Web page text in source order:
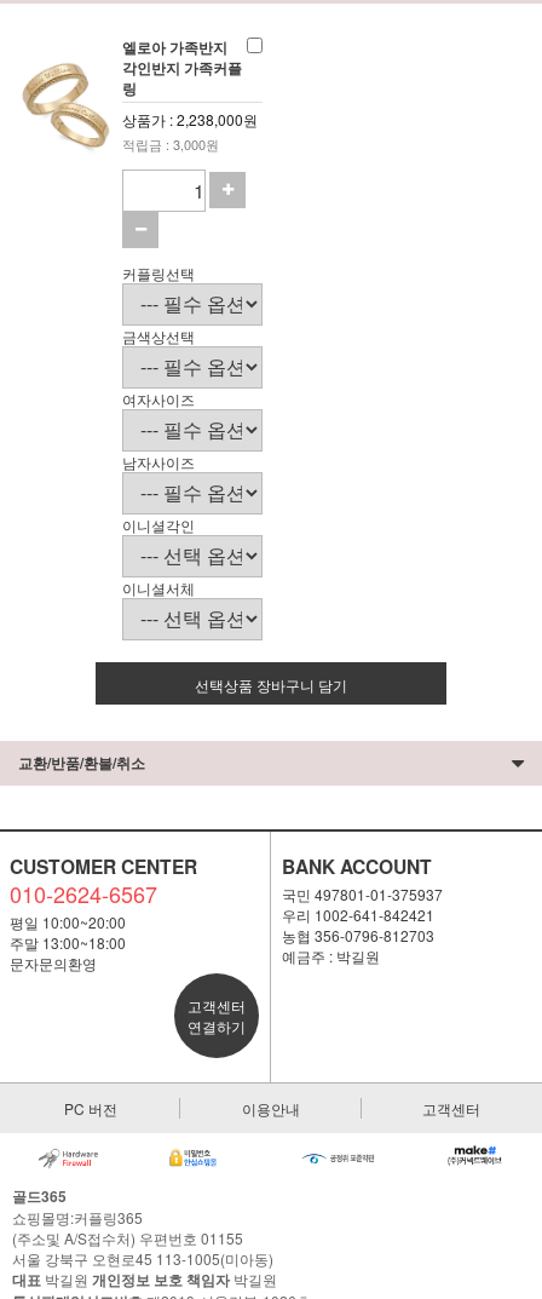
엘로아 가족반지
각인반지 가족커플
링
상품가 : 2,238,000원
적립금 : 3,000원
커플링선택
금색상선택
여자사이즈
남자사이즈
이니셜각인
이니셜서체
선택상품 장바구니 담기
교환/반품/환불/취소
CUSTOMER CENTER
010-2624-6567
평일 10:00~20:00
주말 13:00~18:00
문자문의환영
고객센터
연결하기
BANK ACCOUNT
국민 497801-01-375937
우리 1002-641-842421
농협 356-0796-812703
예금주 : 박길원
PC 버전 이용안내 고객센터
골드365
쇼핑몰명:커플링365
(주소및 A/S접수처) 우편번호 01155
서울 강북구 오현로45 113-1005(미아동)
대표 박길원 개인정보 보호 책임자박길원